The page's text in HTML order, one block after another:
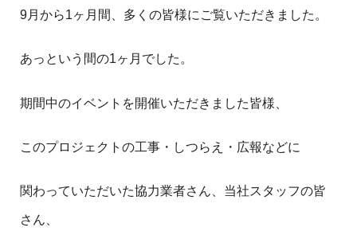
9月から1ヶ月間、多くの皆様にご覧いただきました。
あっという間の1ヶ月でした。
期間中のイベントを開催いただきました皆様、
このプロジェクトの工事・しつらえ・広報などに
関わっていただいた協力業者さん、当社スタッフの皆
さん、